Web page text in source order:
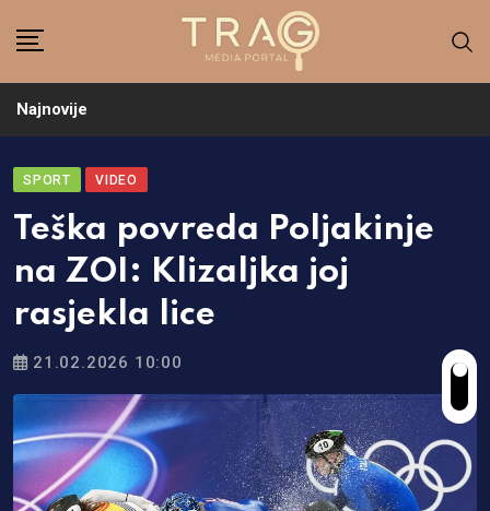
Najnovije
SPORT VIDEO
Teška povreda Poljakinje
na ZOI: Klizaljka joj
rasjekla lice
21.02.2026 10:00